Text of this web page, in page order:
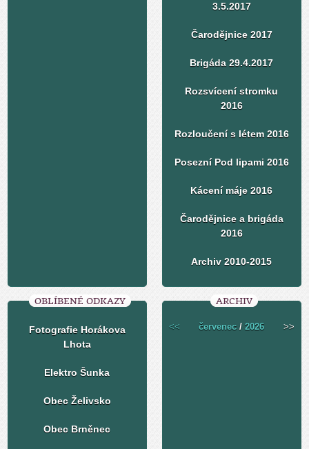
3.5.2017
Čarodějnice 2017
Brigáda 29.4.2017
Rozsvícení stromku
2016
Rozloučení s létem 2016
Posezní Pod lipami 2016
Kácení máje 2016
Čarodějnice a brigáda
2016
Archiv 2010-2015
OBLÍBENÉ ODKAZY
Fotografie Horákova
Lhota
Elektro Šunka
Obec Želivsko
Obec Brněnec
ARCHIV
<< červenec /2026 >>